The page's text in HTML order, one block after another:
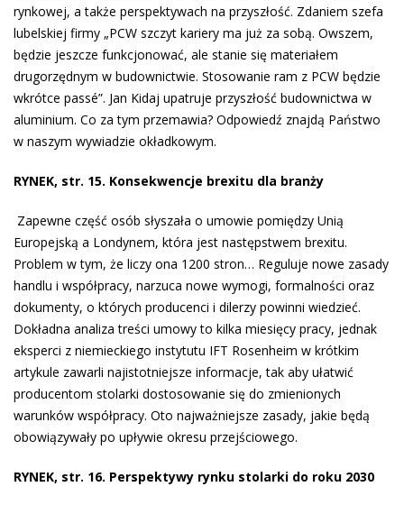
rynkowej, a także perspektywach na przyszłość. Zdaniem szefa
lubelskiej firmy „PCW szczyt kariery ma już za sobą. Owszem,
będzie jeszcze funkcjonować, ale stanie się materiałem
drugorzędnym w budownictwie. Stosowanie ram z PCW będzie
wkrótce passé”. Jan Kidaj upatruje przyszłość budownictwa w
aluminium. Co za tym przemawia? Odpowiedź znajdą Państwo
w naszym wywiadzie okładkowym.
RYNEK, str. 15. Konsekwencje brexitu dla branży
Zapewne część osób słyszała o umowie pomiędzy Unią
Europejską a Londynem, która jest następstwem brexitu.
Problem w tym, że liczy ona 1200 stron… Reguluje nowe zasady
handlu i współpracy, narzuca nowe wymogi, formalności oraz
dokumenty, o których producenci i dilerzy powinni wiedzieć.
Dokładna analiza treści umowy to kilka miesięcy pracy, jednak
eksperci z niemieckiego instytutu IFT Rosenheim w krótkim
artykule zawarli najistotniejsze informacje, tak aby ułatwić
producentom stolarki dostosowanie się do zmienionych
warunków współpracy. Oto najważniejsze zasady, jakie będą
obowiązywały po upływie okresu przejściowego.
RYNEK, str. 16. Perspektywy rynku stolarki do roku 2030